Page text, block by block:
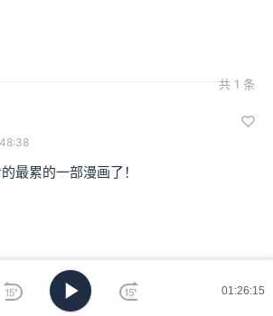
01:26:15
共 1 条
最累的一部漫画了！